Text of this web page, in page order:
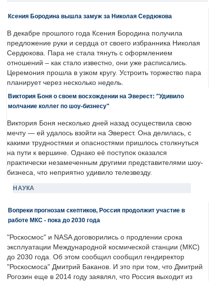
Ксения Бородина вышла замуж за Николая Сердюкова
В декабре прошлого года Ксения Бородина получила
предложение руки и сердца от своего избранника Николая
Сердюкова. Пара не стала тянуть с оформлением
отношений – как стало известно, они уже расписались.
Церемония прошла в узком кругу. Устроить торжество пара
планирует через несколько недель.
Виктория Боня о своем восхождении на Эверест: "Удивило
молчание коллег по шоу-бизнесу"
Виктория Боня несколько дней назад осуществила свою
мечту — ей удалось взойти на Эверест. Она делилась, с
какими трудностями и опасностями пришлось столкнуться
на пути к вершине. Однако её поступок оказался
практически незамеченным другими представителями шоу-
бизнеса, что неприятно удивило телезвезду.
НАУКА
Вопреки прогнозам скептиков, Россия продолжит участие в
работе МКС - пока до 2030 года
"Роскосмос" и NASA договорились о продлении срока
эксплуатации Международной космической станции (МКС)
до 2030 года. Об этом сообщил сообщил гендиректор
"Роскосмоса" Дмитрий Баканов. И это при том, что Дмитрий
Рогозин еще в 2014 году заявлял, что Россия выходит из